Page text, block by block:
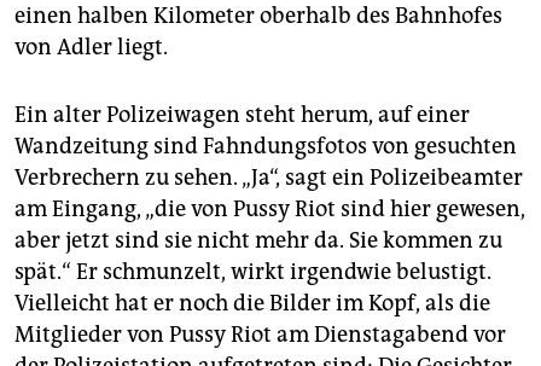
einen halben Kilometer oberhalb des Bahnhofes
von Adler liegt.
Ein alter Polizeiwagen steht herum, auf einer
Wandzeitung sind Fahndungsfotos von gesuchten
Verbrechern zu sehen. „Ja“, sagt ein Polizeibeamter
am Eingang, „die von Pussy Riot sind hier gewesen,
aber jetzt sind sie nicht mehr da. Sie kommen zu
spät.“ Er schmunzelt, wirkt irgendwie belustigt.
Vielleicht hat er noch die Bilder im Kopf, als die
Mitglieder von Pussy Riot am Dienstagabend vor